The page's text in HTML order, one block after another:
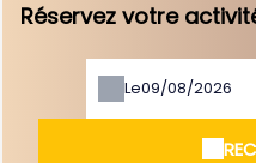
Réservez votre
Le